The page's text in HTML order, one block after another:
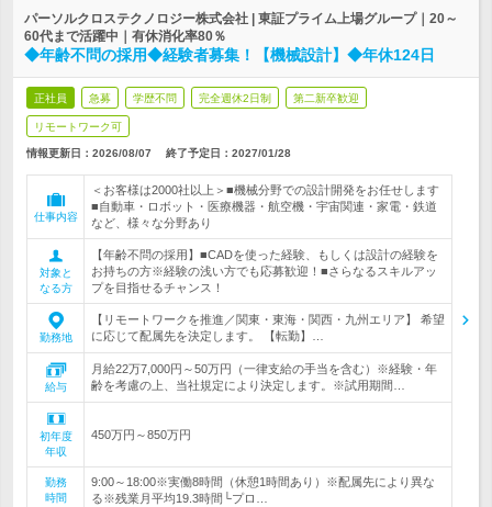
パーソルクロステクノロジー株式会社 | 東証プライム上場グループ｜20～
60代まで活躍中｜有休消化率80％
◆年齢不問の採用◆経験者募集！【機械設計】◆年休124日
正社員 急募 学歴不問 完全週休2日制 第二新卒歓迎
リモートワーク可
情報更新日：2026/08/07 終了予定日： 2027/01/28
仕事内容
＜お客様は2000社以上＞■機械分野での設計開発をお任せします
■自動車・ロボット・医療機器・航空機・宇宙関連・家電・鉄道
など、様々な分野あり
対象と
なる方
【年齢不問の採用】■CADを使った経験、もしくは設計の経験を
お持ちの方※経験の浅い方でも応募歓迎！■さらなるスキルアッ
プを目指せるチャンス！
勤務地
【リモートワークを推進／関東・東海・関西・九州エリア】 希望
に応じて配属先を決定します。 【転勤】…
給与
月給22万7,000円～50万円（一律支給の手当を含む）※経験・年
齢を考慮の上、当社規定により決定します。※試用期間…
初年度
年収
450万円～850万円
勤務
時間
9:00～18:00※実働8時間（休憩1時間あり）※配属先により異な
る※残業月平均19.3時間└プロ…